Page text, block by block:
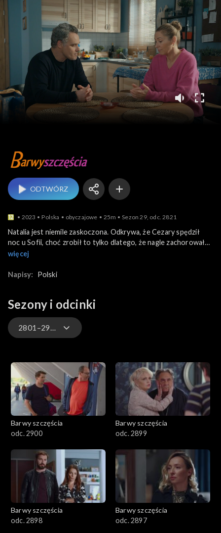
Barwy szczęścia
ODTWÓRZ
2023 Polska obyczajowe 25m Sezon 29, odc. 2821
Natalia jest niemile zaskoczona. Odkrywa, że Cezary spędził
noc u Sofii, choć zrobił to tylko dlatego, że nagle zachorował
na grypę żołądkową. Gdy Rawicz trafia do szpitala, przyjaciółka
Tymczasem Stańscy przyjeżdżają do Warszawy. Od razu jednak
żony. Z kolei Kasia i Łukasz zdobywają pieniądze na zakup domu.
A to dzięki pożyczce od Bruna oraz od Wangela, który
propozycją pomocy mocno Sadowskiego zaskakuje.
więcej
Napisy: Polski
Sezony i odcinki
2801–2900
3201-3300
3101-3200
3001-3100
2901-3000
2801–2900
2701–2800
Barwy szczęścia
odc. 2900
Barwy szczęścia
odc. 2899
Barwy szczęścia
odc. 2898
Barwy szczęścia
odc. 2897